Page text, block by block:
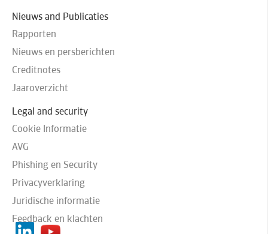
Nieuws and Publicaties
Rapporten
Nieuws en persberichten
Creditnotes
Jaaroverzicht
Legal and security
Cookie Informatie
AVG
Phishing en Security
Privacyverklaring
Juridische informatie
Feedback en klachten